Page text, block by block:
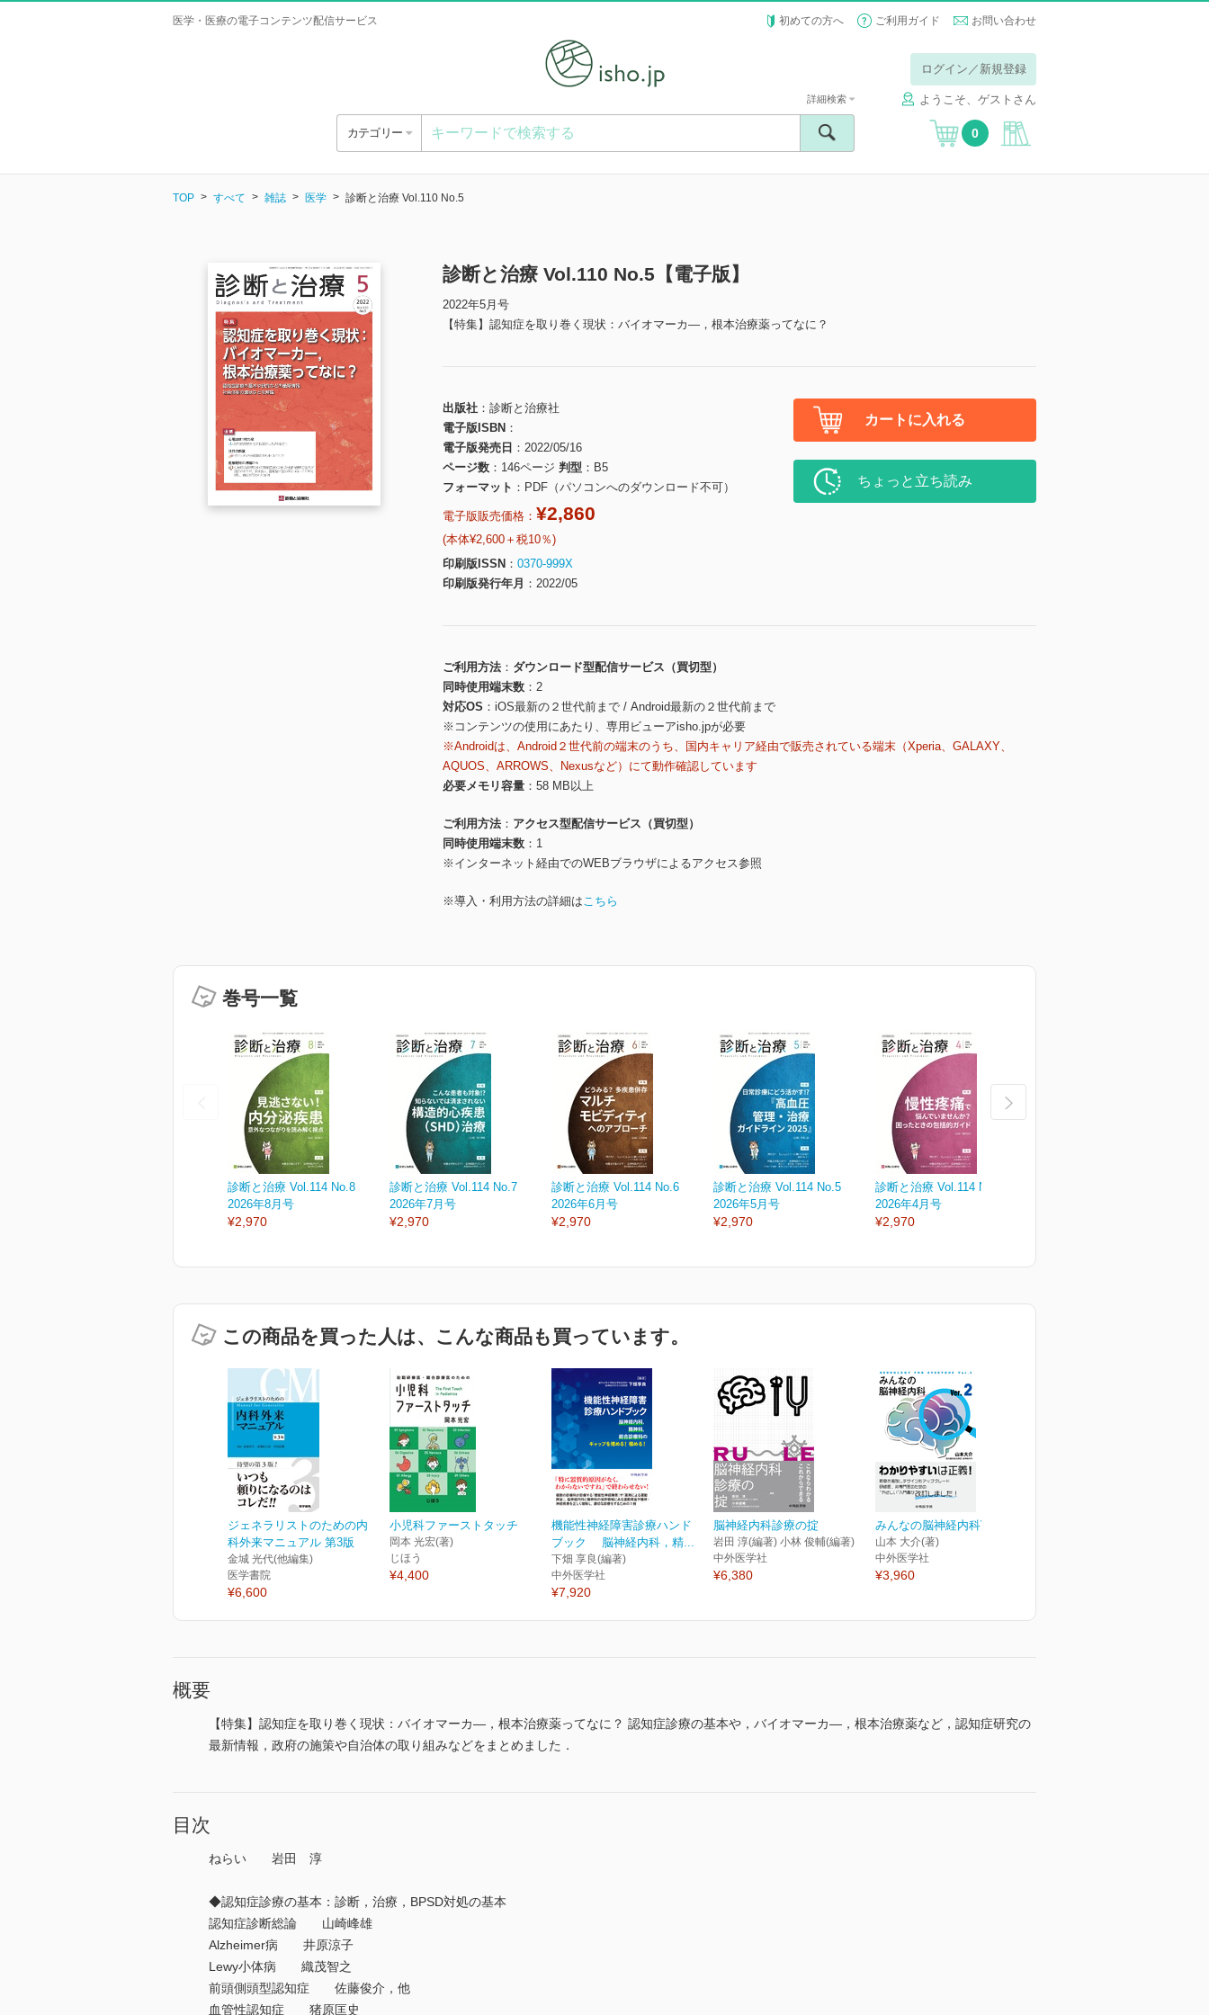
医学・医療の電子コンテンツ配信サービス 初めての方へ ご利用ガイド お問い合わせ
ログイン／新規登録
ようこそ、ゲストさん
カテゴリー
詳細検索
0
TOP すべて 雑誌 医学 診断と治療 Vol.110 No.5
診断と治療 Vol.110 No.5【電子版】
2022年5月号
【特集】認知症を取り巻く現状：バイオマーカ―，根本治療薬ってなに？
出版社
診断と治療社
電子版ISBN
電子版発売日
2022/05/16
ページ数
146ページ 判型
B5
フォーマット
PDF（パソコンへのダウンロード不可）
電子版販売価格： ¥2,860
(本体¥2,600＋税10％)
印刷版ISSN
0370-999X
印刷版発行年月
2022/05
カートに入れる
ちょっと立ち読み
ご利用方法
ダウンロード型配信サービス（買切型）
同時使用端末数
2
対応OS
iOS最新の２世代前まで / Android最新の２世代前まで
※コンテンツの使用にあたり、専用ビューアisho.jpが必要
※Androidは、Android２世代前の端末のうち、国内キャリア経由で販売されている端末（Xperia、GALAXY、
AQUOS、ARROWS、Nexusなど）にて動作確認しています
必要メモリ容量
58 MB以上
ご利用方法
アクセス型配信サービス（買切型）
同時使用端末数
1
※インターネット経由でのWEBブラウザによるアクセス参照
※導入・利用方法の詳細はこちら
巻号一覧
診断と治療 Vol.114 No.8
2026年8月号
¥2,970
診断と治療 Vol.114 No.7
2026年7月号
¥2,970
診断と治療 Vol.114 No.6
2026年6月号
¥2,970
診断と治療 Vol.114 No.5
2026年5月号
¥2,970
診断と治療 Vol.114 No.4
2026年4月号
¥2,970
この商品を買った人は、こんな商品も買っています。
ジェネラリストのための内
科外来マニュアル 第3版
金城 光代(他編集)
医学書院
¥6,600
小児科ファーストタッチ
岡本 光宏(著)
じほう
¥4,400
機能性神経障害診療ハンド
ブック 脳神経内科，精...
下畑 享良(編著)
中外医学社
¥7,920
脳神経内科診療の掟
岩田 淳(編著) 小林 俊輔(編著)
中外医学社
¥6,380
みんなの脳神経内科Ver.2
山本 大介(著)
中外医学社
¥3,960
概要
【特集】認知症を取り巻く現状：バイオマーカ―，根本治療薬ってなに？ 認知症診療の基本や，バイオマーカ―，根本治療薬など，認知症研究の
最新情報，政府の施策や自治体の取り組みなどをまとめました．
目次
ねらい 岩田 淳
◆認知症診療の基本：診断，治療，BPSD対処の基本
認知症診断総論 山崎峰雄
Alzheimer病 井原涼子
Lewy小体病 織茂智之
前頭側頭型認知症 佐藤俊介，他
血管性認知症 猪原匡史